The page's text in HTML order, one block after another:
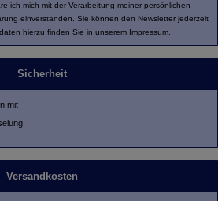
ich mich mit der Verarbeitung meiner persönlichen
einverstanden. Sie können den Newsletter jederzeit
hierzu finden Sie in unserem Impressum.
Sicherheit
mit
Versandkosten